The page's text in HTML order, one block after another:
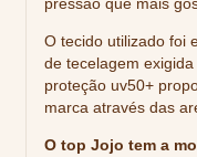
pressão que mais
O tecido utilizado foi
de tecelagem
proteção uv50+
marca através das
O top Jojo tem a